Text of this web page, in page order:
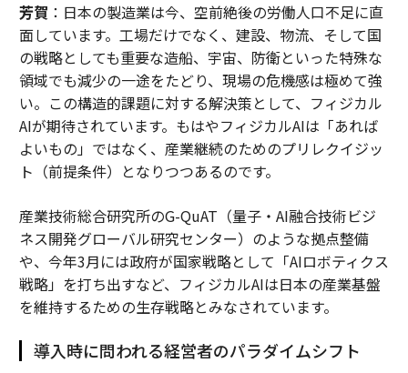
芳賀 ：日本の製造業は今、空前絶後の労働人口不足に直
面しています。工場だけでなく、建設、物流、そして国
の戦略としても重要な造船、宇宙、防衛といった特殊な
領域でも減少の一途をたどり、現場の危機感は極めて強
い。この構造的課題に対する解決策として、フィジカル
AIが期待されています。もはやフィジカルAIは「あれば
よいもの」ではなく、産業継続のためのプリレクイジッ
ト（前提条件）となりつつあるのです。
産業技術総合研究所のG-QuAT（量子・AI融合技術ビジ
ネス開発グローバル研究センター）のような拠点整備
や、今年3月には政府が国家戦略として「AIロボティクス
戦略」を打ち出すなど、フィジカルAIは日本の産業基盤
を維持するための生存戦略とみなされています。
導入時に問われる経営者のパラダイムシフト